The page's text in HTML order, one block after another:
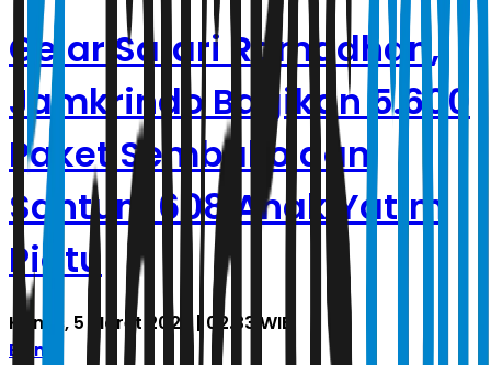
Gelar Safari Ramadhan,
Jamkrindo Bagikan 5.600
Paket Sembako dan
Santuni 608 Anak Yatim
Piatu
Kamis, 5 Maret 2026 | 02.33 WIB
Bisnis